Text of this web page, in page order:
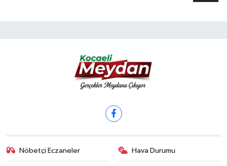
Nöbetçi Eczaneler Hava Durumu